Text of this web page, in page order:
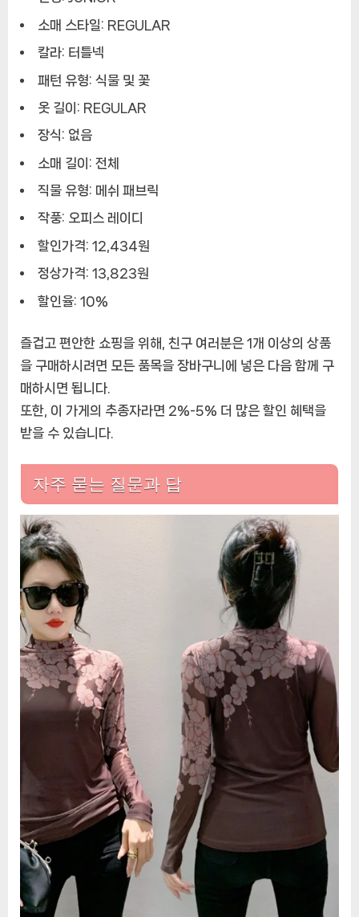
소매 스타일: REGULAR
칼라: 터틀넥
패턴 유형: 식물 및 꽃
옷 길이: REGULAR
장식: 없음
소매 길이: 전체
직물 유형: 메쉬 패브릭
작풍: 오피스 레이디
할인가격: 12,434원
정상가격: 13,823원
할인율: 10%
즐겁고 편안한 쇼핑을 위해, 친구 여러분은 1개 이상의 상품
을 구매하시려면 모든 품목을 장바구니에 넣은 다음 함께 구
매하시면 됩니다.
또한, 이 가게의 추종자라면 2%-5% 더 많은 할인 혜택을
받을 수 있습니다.
자주 묻는 질문과 답